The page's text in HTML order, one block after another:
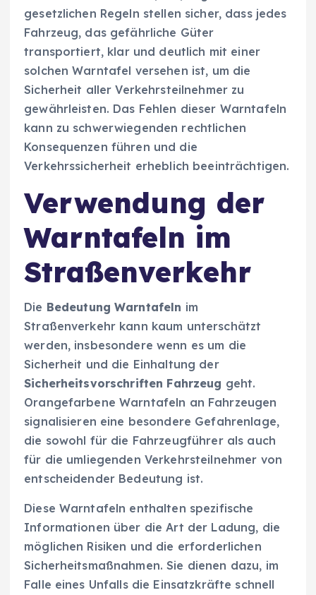
gesetzlichen Regeln stellen sicher, dass jedes
Fahrzeug, das gefährliche Güter
transportiert, klar und deutlich mit einer
solchen Warntafel versehen ist, um die
Sicherheit aller Verkehrsteilnehmer zu
gewährleisten. Das Fehlen dieser Warntafeln
kann zu schwerwiegenden rechtlichen
Konsequenzen führen und die
Verkehrssicherheit erheblich beeinträchtigen.
Verwendung der
Warntafeln im
Straßenverkehr
Die Bedeutung Warntafeln im
Straßenverkehr kann kaum unterschätzt
werden, insbesondere wenn es um die
Sicherheit und die Einhaltung der
Sicherheitsvorschriften Fahrzeug geht.
Orangefarbene Warntafeln an Fahrzeugen
signalisieren eine besondere Gefahrenlage,
die sowohl für die Fahrzeugführer als auch
für die umliegenden Verkehrsteilnehmer von
entscheidender Bedeutung ist.
Diese Warntafeln enthalten spezifische
Informationen über die Art der Ladung, die
möglichen Risiken und die erforderlichen
Sicherheitsmaßnahmen. Sie dienen dazu, im
Falle eines Unfalls die Einsatzkräfte schnell